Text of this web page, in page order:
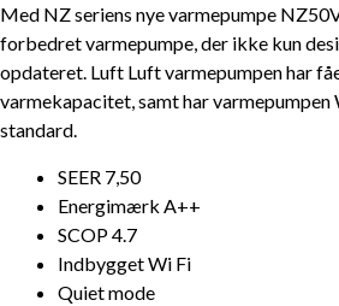
Med NZ seriens nye varmepumpe
forbedret varmepumpe, der ikke kun
opdateret. Luft Luft varmepumpen har
varmekapacitet, samt har
standard.
SEER 7,50
Energimærk A++
SCOP 4.7
Indbygget Wi Fi
Quiet mode